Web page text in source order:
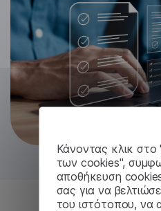
Κάνοντας κλικ
των cookies",
αποθήκευση
σας για να
του ιστότοπου, να